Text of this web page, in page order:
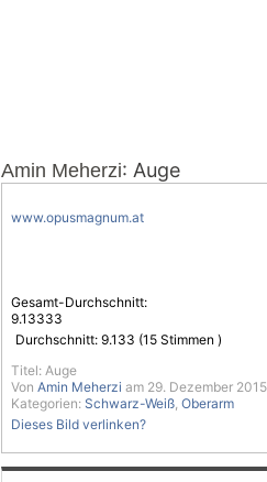
Amin Meherzi: Auge
www.opusmagnum.at
Gesamt-Durchschnitt:
9.13333
Durchschnitt: 9.133 (15 Stimmen )
Titel: Auge
Von Amin Meherzi am 29. Dezember
Kategorien: Schwarz-Weiß, Oberarm
Dieses Bild verlinken?